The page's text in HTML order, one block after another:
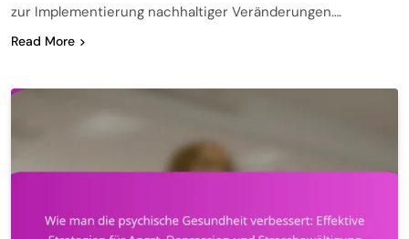
zur Implementierung nachhaltiger Veränderungen….
Read More